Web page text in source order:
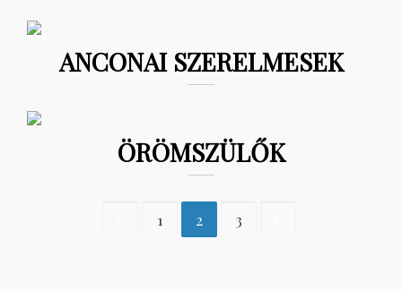
ANCONAI SZERELMESEK
ÖRÖMSZÜLŐK
1 2 3